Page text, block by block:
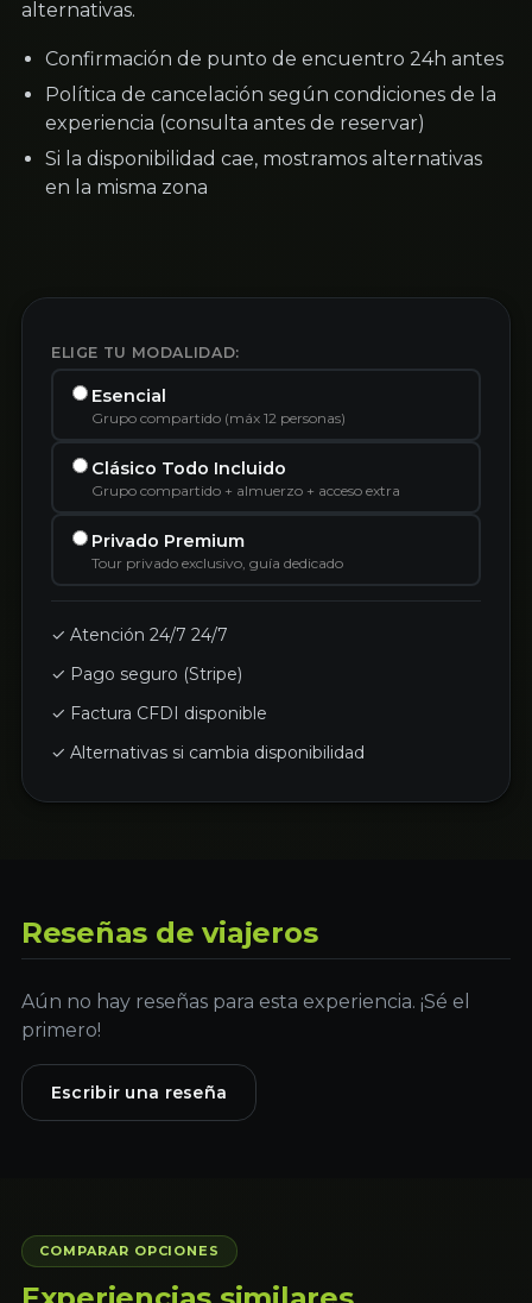
alternativas.
Confirmación de punto de encuentro 24h antes
Política de cancelación según condiciones de la
experiencia (consulta antes de reservar)
Si la disponibilidad cae, mostramos alternativas
en la misma zona
ELIGE TU MODALIDAD:
Esencial
Grupo compartido (máx 12 personas)
Clásico Todo Incluido
Grupo compartido + almuerzo + acceso extra
Privado Premium
Tour privado exclusivo, guía dedicado
✓ Atención 24/7 24/7
✓ Pago seguro (Stripe)
✓ Factura CFDI disponible
✓ Alternativas si cambia disponibilidad
Reseñas de viajeros
Aún no hay reseñas para esta experiencia. ¡Sé el
primero!
Escribir una reseña
COMPARAR OPCIONES